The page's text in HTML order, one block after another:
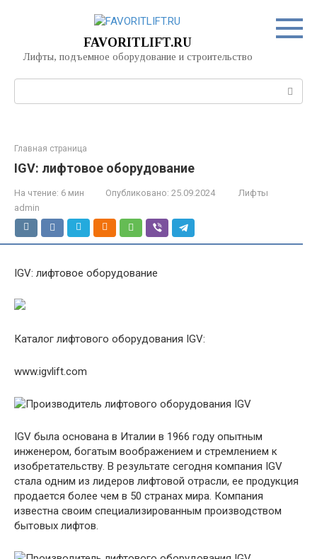
FAVORITLIFT.RU
Лифты, подъемное оборудование и строительство
Главная страница
IGV: лифтовое оборудование
На чтение: 6 мин Опубликовано: 25.09.2024
Лифты
admin
IGV: лифтовое оборудование
Каталог лифтового оборудования IGV:
www.igvlift.com
IGV была основана в Италии в 1966 году опытным
инженером, богатым воображением и стремлением к
изобретательству. В результате сегодня компания IGV
стала одним из лидеров лифтовой отрасли, ее продукция
продается более чем в 50 странах мира. Компания
известна своим специализированным производством
бытовых лифтов.